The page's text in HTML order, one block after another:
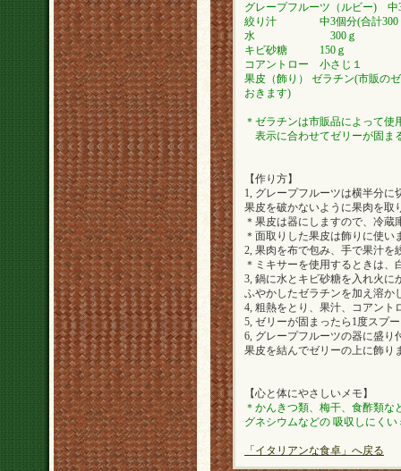
グレープフルーツ（ルビー) 中
絞り汁 中3個分(合計300
水 300ｇ
キビ砂糖 150ｇ
コアントロー 小さじ１
果皮（飾り） ゼラチン(市販の
おきます)
＊ゼラチンは市販品によって使
表示に合わせてゼリーが固ま
【作り方】
1, グレープフルーツは横半分
果皮を破かないように果肉を取
＊果皮は器にしますので、冷蔵
＊面取りした果皮は飾りに使い
2, 果肉を布で包み、手で果汁を
＊ミキサーを使用するときは
3, 鍋に水とキビ砂糖を入れ火に
ふやかしたゼラチンを加え溶か
4, 粗熱をとり、果汁、コアント
5, ゼリーが固まったら1度スプ
6, グレープフルーツの器に盛り
果皮を結んでゼリーの上に飾り
【心と体にやさしいメモ】
＊かんきつ類、梅干、食酢類
グネシウムなどの 吸収しにく
「イタリアンな食卓」へ戻る